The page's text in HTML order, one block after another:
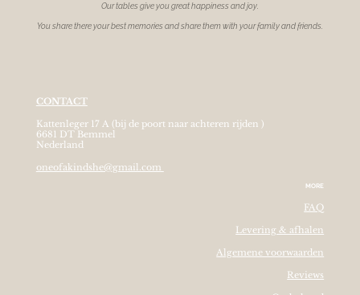
Our tables give you great happiness and joy.
You share there your best memories and share them with your family and friends.
CONTACT
Kattenleger 17 A (bij de poort naar achteren rijden )
6681 DT Bemmel
Nederland
oneofakindshe@gmail.com
MORE
FAQ
Levering & afhalen
Algemene voorwaarden
Reviews